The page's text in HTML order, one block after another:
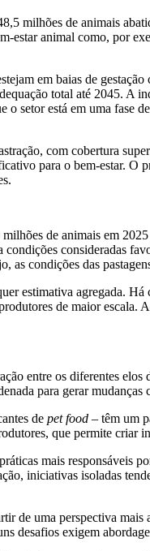
milhões de animais
animal como, por
em baias de
total até 2045. A
setor está em uma fase
com cobertura
para o bem-estar. O
de animais em
consideradas
condições das
estimativa agregada.
de maior
entre os diferentes
para gerar mudanças
de pet food – têm um
que permite criar
mais responsáveis
iniciativas isoladas
de uma perspectiva
desafios exigem